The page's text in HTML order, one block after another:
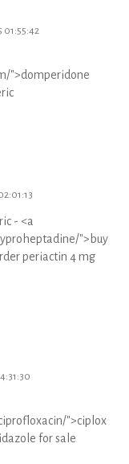
01:55:42
">domperidone
- <a
">buy
periactin 4 mg
">ciplox
for sale